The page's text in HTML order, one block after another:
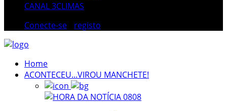
CANAL 3CLIMAS
Conecte-se
registo
Home
ACONTECEU...VIROU MANCHETE!